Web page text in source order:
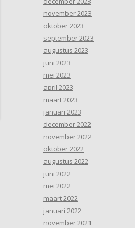
november 2023
oktober 2023
september 2023
augustus 2023
juni 2023
mei 2023
april 2023
maart 2023
januari 2023
december 2022
november 2022
oktober 2022
augustus 2022
juni 2022
mei 2022
maart 2022
januari 2022
november 2021